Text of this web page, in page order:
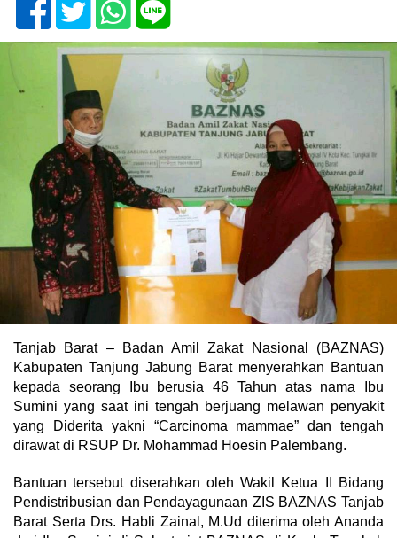
Tanjab Barat – Badan Amil Zakat Nasional (BAZNAS)
Kabupaten Tanjung Jabung Barat menyerahkan Bantuan
kepada seorang Ibu berusia 46 Tahun atas nama Ibu
Sumini yang saat ini tengah berjuang melawan penyakit
yang Diderita yakni “Carcinoma mammae” dan tengah
dirawat di RSUP Dr. Mohammad Hoesin Palembang.
Bantuan tersebut diserahkan oleh Wakil Ketua II Bidang
Pendistribusian dan Pendayagunaan ZIS BAZNAS Tanjab
Barat Serta Drs. Habli Zainal, M.Ud diterima oleh Ananda